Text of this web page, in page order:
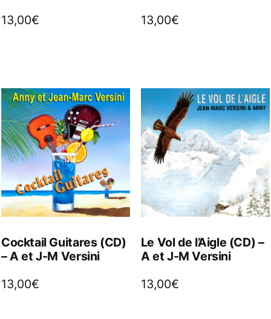
13,00€
13,00€
Cocktail Guitares (CD)
– A et J-M Versini
13,00€
Le Vol de l’Aigle (CD) –
A et J-M Versini
13,00€